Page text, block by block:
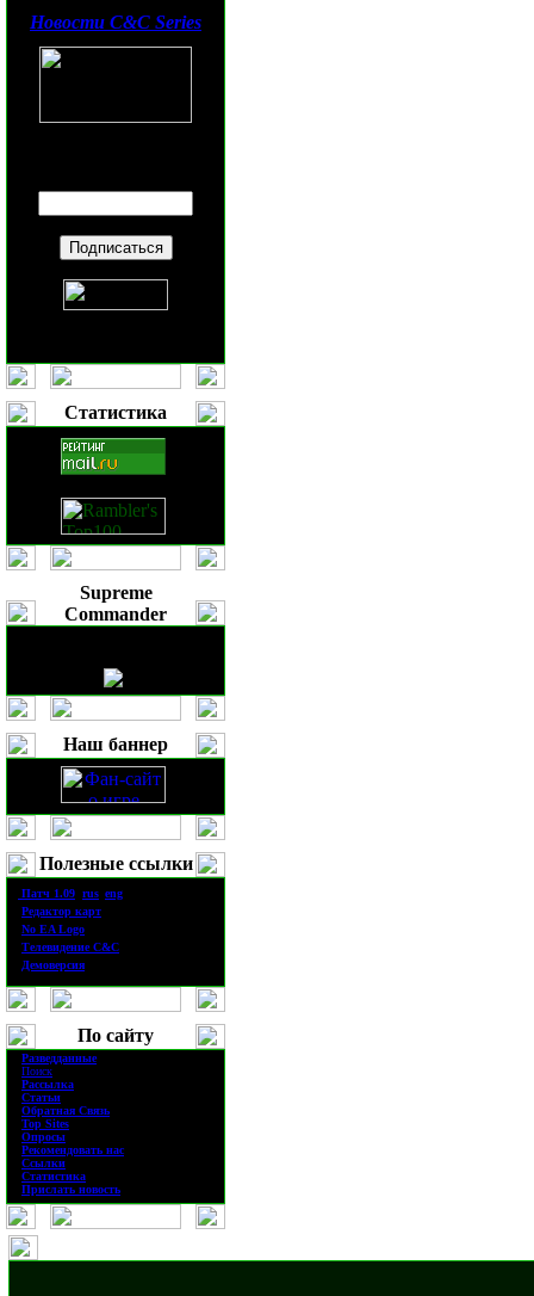
Новости C&C Series
Статистика
Supreme
Commander
Наш баннер
Полезные ссылки
Патч 1.09 rus eng
Редактор карт
No EA Logo
ТелевидениеC&C
Демоверсия
По сайту
Разведданные
Поиск
Рассылка
Статьи
Обратная Связь
Top Sites
Опросы
Рекомендовать нас
Ссылки
Статистика
Прислать новость